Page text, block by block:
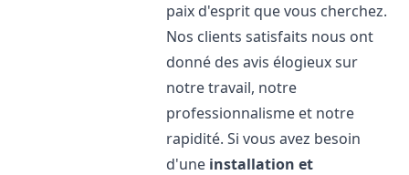
paix d'esprit que vous cherchez.
Nos clients satisfaits nous ont
donné des avis élogieux sur
notre travail, notre
professionnalisme et notre
rapidité. Si vous avez besoin
d'une installation et